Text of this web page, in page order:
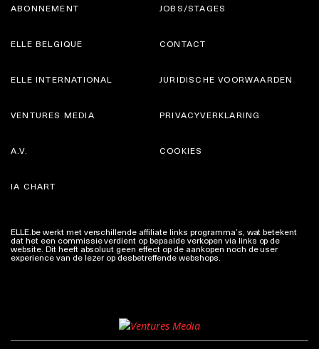
ABONNEMENT
ELLE BELGIQUE
JOBS/STAGES
CONTACT
ELLE INTERNATIONAL
VENTURES MEDIA
JURIDISCHE VOORWAARDEN
PRIVACYVERKLARING
A.V.
IA CHART
COOKIES
ELLE.be werkt met verschillende affiliate links programma’s, wat betekent
dat het een commissie verdient op bepaalde verkopen via links op de
website. Dit heeft absoluut geen effect op de aankopen noch de user
experience van de lezer op desbetreffende webshops.